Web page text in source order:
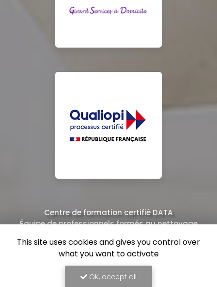
Centre de formation certifié DATA
Équipe de professionnels formés au nettoyage
This site uses cookies and gives you control over
what you want to activate
OK, accept all